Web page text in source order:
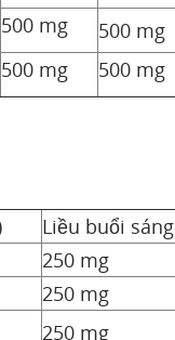
500 mg
500 mg
500 mg
500 mg
Liều buổi sáng
250 mg
250 mg
250 mg